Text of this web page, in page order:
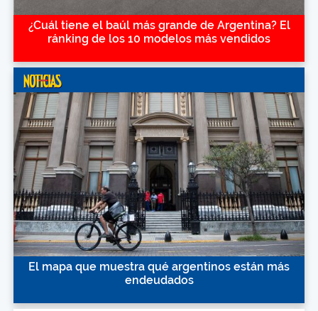
¿Cuál tiene el baúl más grande de Argentina? El
ránking de los 10 modelos más vendidos
El mapa que muestra qué argentinos están más
endeudados